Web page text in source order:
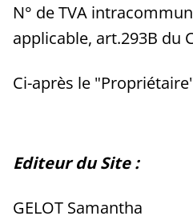
N° de TVA
applicable, art.293B du
Ci-après le
Editeur du Site :
GELOT Samantha